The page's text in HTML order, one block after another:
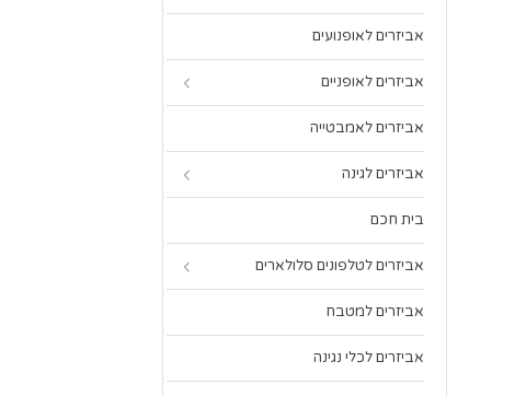
אביזרים לאופנועים
אביזרים לאופניים
אביזרים לאמבטייה
אביזרים לגינה
בית חכם
אביזרים לטלפונים סלולארים
אביזרים למטבח
אביזרים לכלי נגינה